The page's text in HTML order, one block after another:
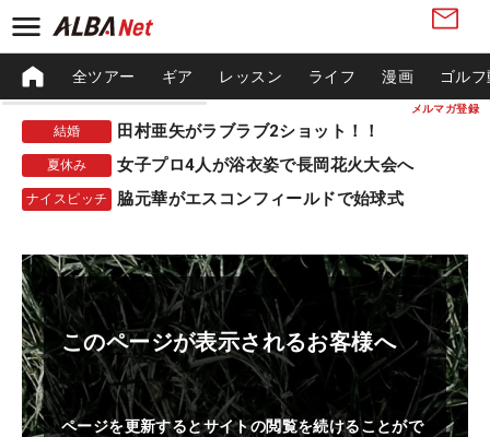
メルマガ登録
全ツアー ギア レッスン ライフ 漫画 ゴル
結婚 田村亜矢がラブラブ2ショット！！
夏休み 女子プロ4人が浴衣姿で長岡花火大会へ
ナイスピッチ 脇元華がエスコンフィールドで始球式
このページが表示されるお客様へ
ページを更新するとサイトの閲覧を続けることがで